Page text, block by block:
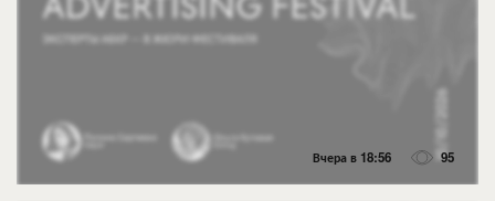
Вчера в 18:56 95